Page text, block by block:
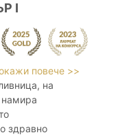
I
повече >>
на
здравно